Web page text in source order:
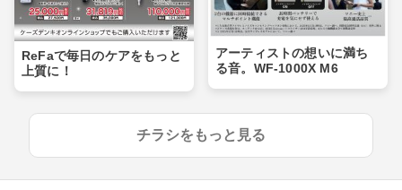
ReFaで毎日のケアをもっと
上質に！
アーティストの想いに満ち
る音。WF-1000X M6
チラシをもっと見る